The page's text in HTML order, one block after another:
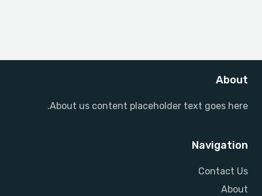
About
About us content placeholder text goes here.
Navigation
Contact Us
About